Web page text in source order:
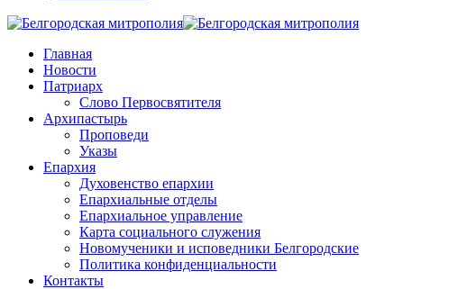
Главная
Новости
Патриарх
Слово Первосвятителя
Архипастырь
Проповеди
Указы
Епархия
Духовенство епархии
Епархиальные отделы
Епархиальное управление
Карта социального служения
Новомученики и исповедники Белгородские
Политика конфиденциальности
Контакты